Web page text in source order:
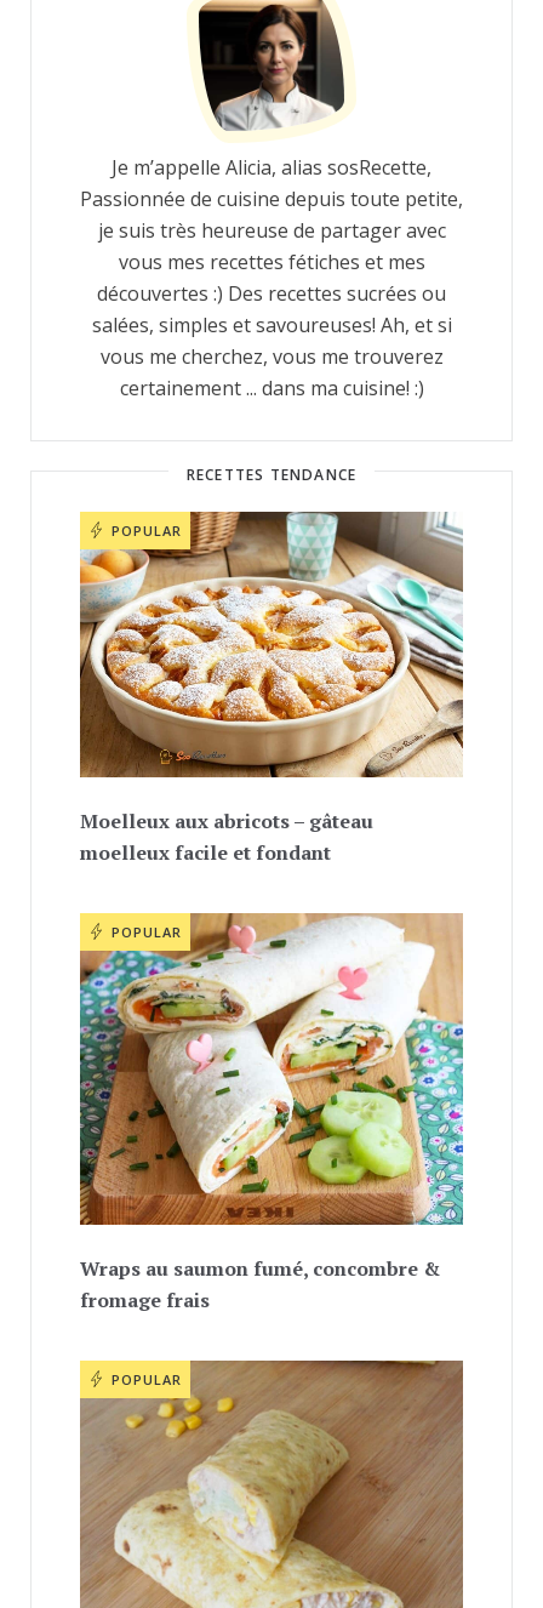
Je m’appelle Alicia, alias sosRecette,
Passionnée de cuisine depuis toute petite,
je suis très heureuse de partager avec
vous mes recettes fétiches et mes
découvertes :) Des recettes sucrées ou
salées, simples et savoureuses! Ah, et si
vous me cherchez, vous me trouverez
certainement ... dans ma cuisine! :)
RECETTES TENDANCE
POPULAR
Moelleux aux abricots – gâteau
moelleux facile et fondant
POPULAR
Wraps au saumon fumé, concombre &
fromage frais
POPULAR